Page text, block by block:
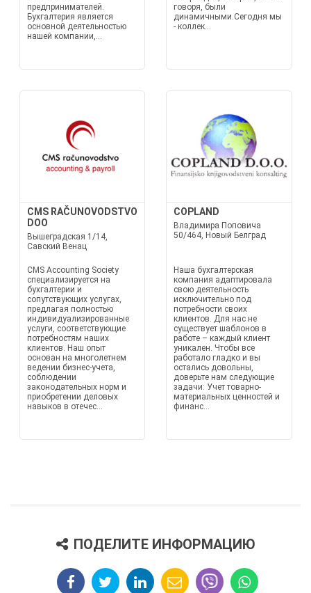
предпринимателей.
Бухгалтерия является
основной деятельностью
нашей компании,...
говоря, были
динамичными.Сегодня мы
- коллек...
CMS RAČUNOVODSTVO
DOO
Вышеградская 1/14,
Савский Венац
CMS Accounting Society
специализируется на
бухгалтерии и
сопутствующих услугах,
предлагая полностью
индивидуализированные
услуги, соответствующие
потребностям наших
клиентов. Наш опыт
основан на многолетнем
ведении бизнес-учета,
соблюдении
законодательных норм и
приобретении деловых
навыков в отечес...
COPLAND
Владимира Поповича
50/464, Новый Белград
Наша бухгалтерская
компания адаптировала
свою деятельность
исключительно под
потребности своих
клиентов. Для нас не
существует шаблонов в
работе – каждый клиент
уникален. Чтобы все
работало гладко и вы
остались довольны,
доверьте нам следующие
задачи: Учет товарно-
материальных ценностей и
финанс...
ПОДЕЛИТЕ ИНФОРМАЦИЮ